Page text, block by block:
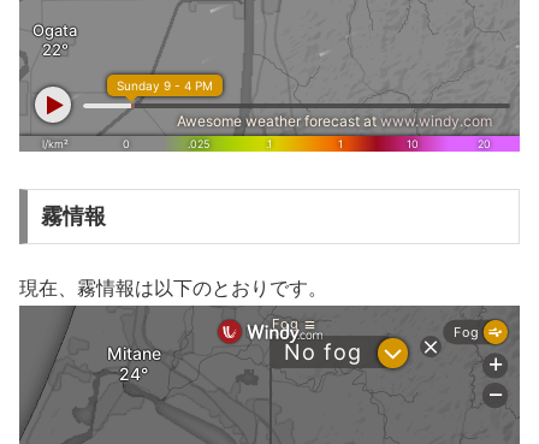
霧情報
現在、霧情報は以下のとおりです。